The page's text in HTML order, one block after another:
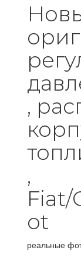
,
,
Fiat/
ot
реальные